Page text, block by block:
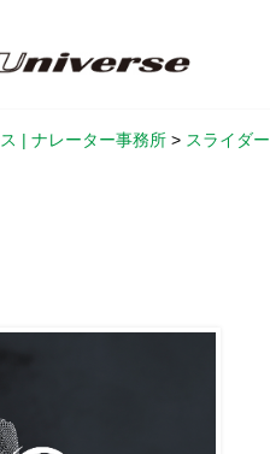
| ナレーター事務所 > スライダー